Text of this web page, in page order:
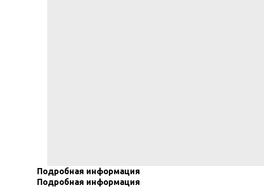
Подробная информация
Подробная информация